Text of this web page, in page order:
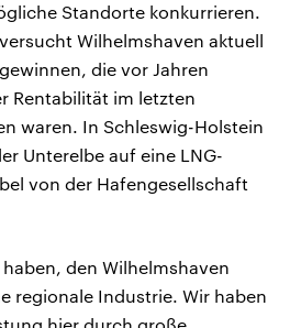
Standorte konkurrieren.
Wilhelmshaven aktuell
die vor Jahren
Rentabilität im letzten
waren. In Schleswig-Holstein
Unterelbe auf eine LNG-
von der Hafengesellschaft
haben, den Wilhelmshaven
regionale Industrie. Wir haben